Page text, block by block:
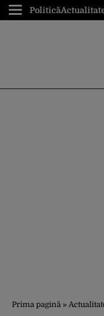
Politică
Prima pagină »